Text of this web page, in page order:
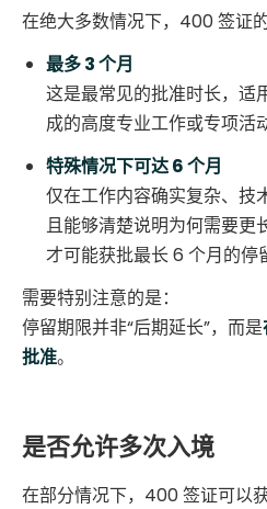
在绝大多数情况下，400 签证
最多 3 个月
这是最常见的批准时长，适
成的高度专业工作或专项活
特殊情况下可达 6 个月
仅在工作内容确实复杂、技
且能够清楚说明为何需要更
才可能获批最长 6 个月的停
需要特别注意的是：
停留期限并非“后期延长”，而是
批准。
是否允许多次入境
在部分情况下，400 签证可以